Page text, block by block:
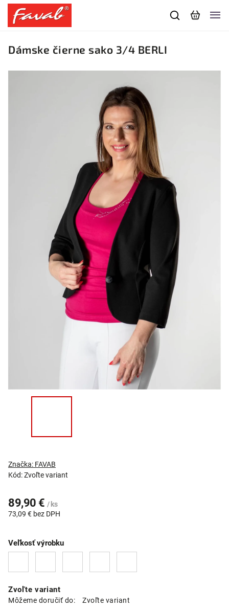
Dámske čierne sako 3/4 BERLI
Kód:Zvoľte variant
Značka: FAVAB
89,90 € / ks
73,09 € bez DPH
Zvoľte variant
Môžeme doručiť do: Zvoľte variant
Veľkosť výrobku